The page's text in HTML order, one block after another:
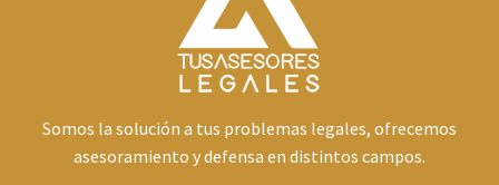
Somos la solución a tus problemas legales, ofrecemos
asesoramiento y defensa en distintos campos.